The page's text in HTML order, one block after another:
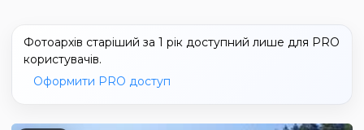
Фотоархів старіший за 1 рік доступний лише для PRO
користувачів.
Оформити PRO доступ